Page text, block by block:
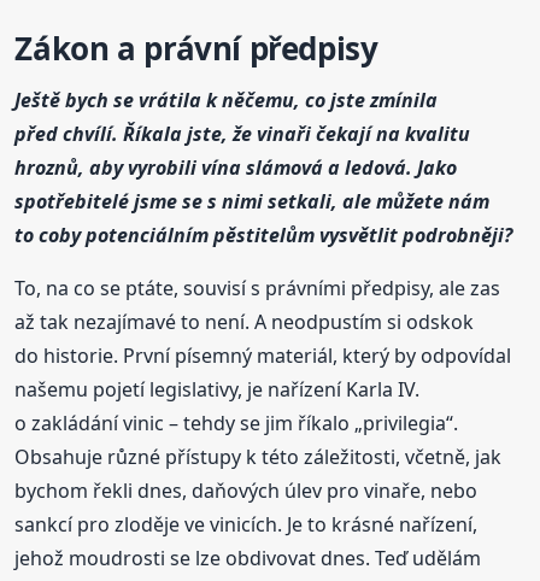
Zákon a právní předpisy
Ještě bych se vrátila k něčemu, co jste zmínila
před chvílí. Říkala jste, že vinaři čekají na kvalitu
hroznů, aby vyrobili vína slámová a ledová. Jako
spotřebitelé jsme se s nimi setkali, ale můžete nám
to coby potenciálním pěstitelům vysvětlit podrobněji?
To, na co se ptáte, souvisí s právními předpisy, ale zas
až tak nezajímavé to není. A neodpustím si odskok
do historie. První písemný materiál, který by odpovídal
našemu pojetí legislativy, je nařízení Karla IV.
o zakládání vinic – tehdy se jim říkalo „privilegia“.
Obsahuje různé přístupy k této záležitosti, včetně, jak
bychom řekli dnes, daňových úlev pro vinaře, nebo
sankcí pro zloděje ve vinicích. Je to krásné nařízení,
jehož moudrosti se lze obdivovat dnes. Teď udělám